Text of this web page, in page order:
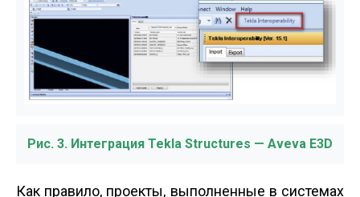
Рис. 3. Интеграция Tekla Structures — Aveva E3D
Как правило, проекты, выполненные в системах